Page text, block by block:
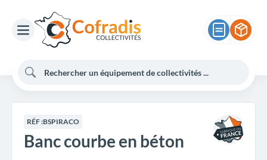
RÉF :BSPIRACO
Banc courbe en béton